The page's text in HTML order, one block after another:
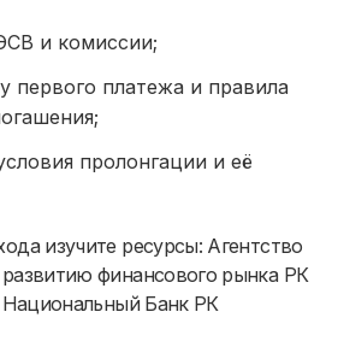
и комиссии;
первого платежа и правила
пролонгации и её
изучите ресурсы: Агентство
финансового рынка РК
Банк РК